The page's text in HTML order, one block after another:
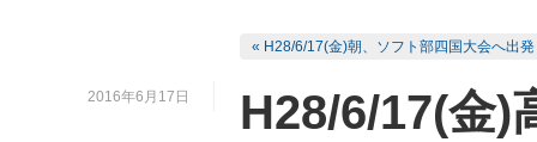
« H28/6/17(金)朝、ソフト部四国大会へ出発
2016年6月17日
H28/6/17(金)